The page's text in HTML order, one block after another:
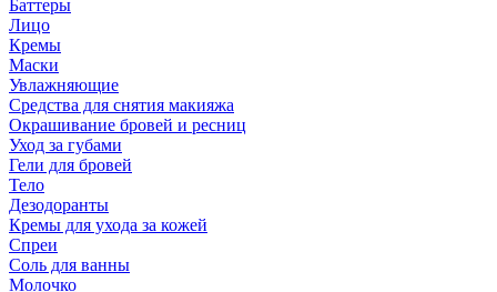
Баттеры
Лицо
Кремы
Маски
Увлажняющие
Средства для снятия макияжа
Окрашивание бровей и ресниц
Уход за губами
Гели для бровей
Тело
Дезодоранты
Кремы для ухода за кожей
Спреи
Соль для ванны
Молочко